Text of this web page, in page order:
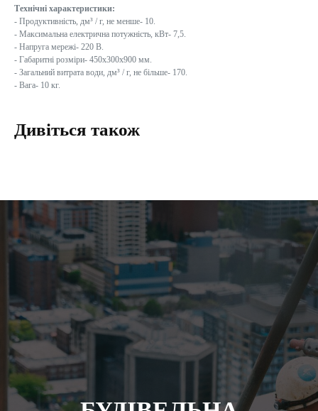
Технічні характеристики:
- Продуктивність, дм³ / г, не менше- 10.
- Максимальна електрична потужність, кВт- 7,5.
- Напруга мережі- 220 В.
- Габаритні розміри- 450х300х900 мм.
- Загальний витрата води, дм³ / г, не більше- 170.
- Вага- 10 кг.
Дивіться також